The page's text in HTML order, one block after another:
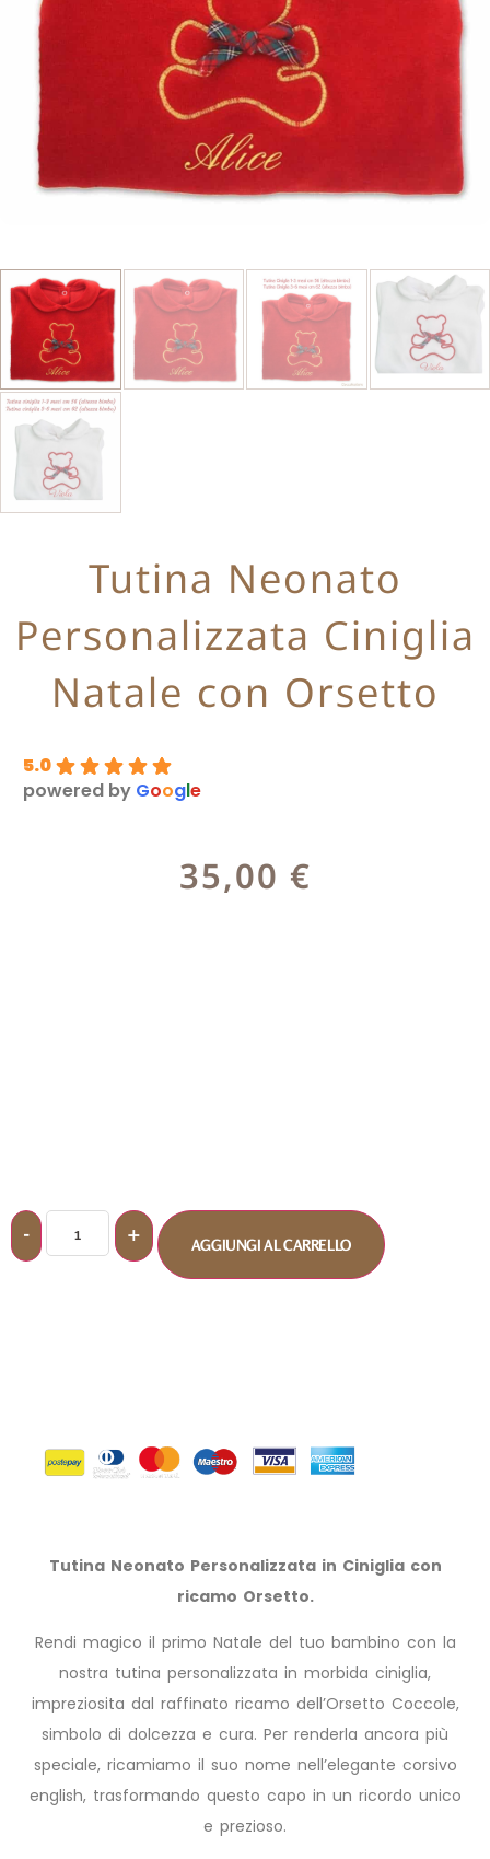
Tutina Neonato
Personalizzata Ciniglia
Natale con Orsetto
5.0
powered by Google
35,00 €
AGGIUNGI AL CARRELLO
Tutina Neonato Personalizzata in Ciniglia con
ricamo Orsetto.
Rendi magico il primo Natale del tuo bambino con la
nostra tutina personalizzata in morbida ciniglia,
impreziosita dal raffinato ricamo dell’Orsetto Coccole,
simbolo di dolcezza e cura. Per renderla ancora più
speciale, ricamiamo il suo nome nell’elegante corsivo
english, trasformando questo capo in un ricordo unico
e prezioso.